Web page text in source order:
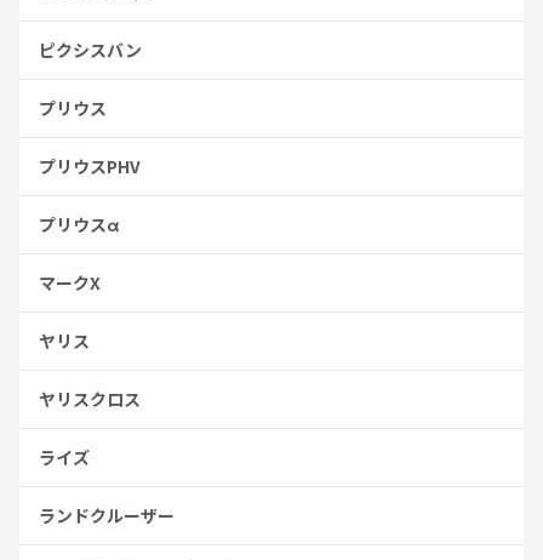
ピクシスバン
プリウス
プリウスPHV
プリウスα
マークX
ヤリス
ヤリスクロス
ライズ
ランドクルーザー